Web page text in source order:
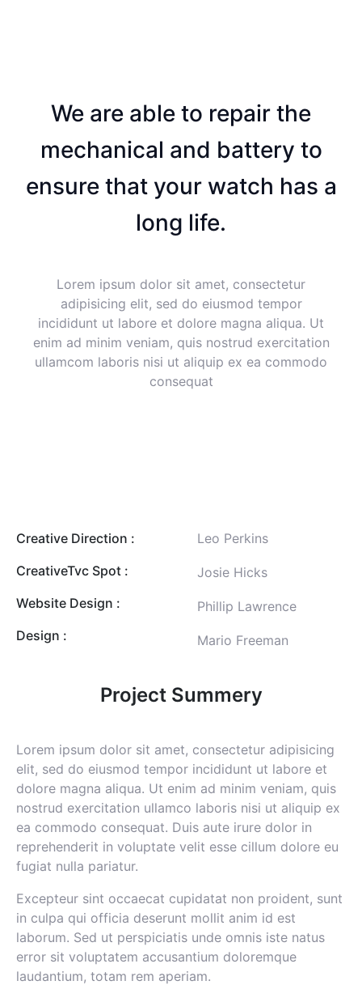
We are able to repair the
mechanical and battery to
ensure that your watch has a
long life.
Lorem ipsum dolor sit amet, consectetur
adipisicing elit, sed do eiusmod tempor
incididunt ut labore et dolore magna aliqua. Ut
enim ad minim veniam, quis nostrud exercitation
ullamcom laboris nisi ut aliquip ex ea commodo
consequat
Creative Direction :
CreativeTvc Spot :
Website Design :
Design :
Leo Perkins
Josie Hicks
Phillip Lawrence
Mario Freeman
Project Summery
Lorem ipsum dolor sit amet, consectetur adipisicing
elit, sed do eiusmod tempor incididunt ut labore et
dolore magna aliqua. Ut enim ad minim veniam, quis
nostrud exercitation ullamco laboris nisi ut aliquip ex
ea commodo consequat. Duis aute irure dolor in
reprehenderit in voluptate velit esse cillum dolore eu
fugiat nulla pariatur.
Excepteur sint occaecat cupidatat non proident, sunt
in culpa qui officia deserunt mollit anim id est
laborum. Sed ut perspiciatis unde omnis iste natus
error sit voluptatem accusantium doloremque
laudantium, totam rem aperiam.